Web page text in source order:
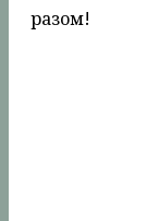
разом!